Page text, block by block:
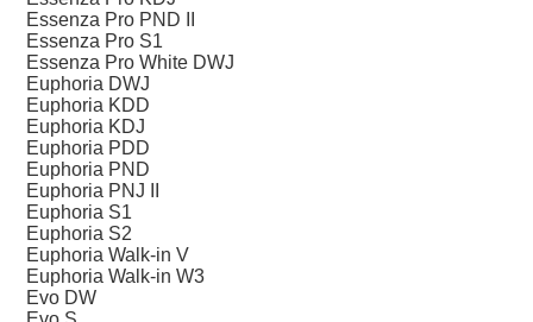
Essenza Pro PND II
Essenza Pro S1
Essenza Pro White DWJ
Euphoria DWJ
Euphoria KDD
Euphoria KDJ
Euphoria PDD
Euphoria PND
Euphoria PNJ II
Euphoria S1
Euphoria S2
Euphoria Walk-in V
Euphoria Walk-in W3
Evo DW